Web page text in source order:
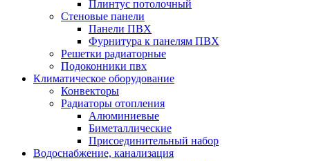
Плинтус потолочный
Стеновые панели
Панели ПВХ
Фурнитура к панелям ПВХ
Решетки радиаторные
Подоконники пвх
Климатическое оборудование
Конвекторы
Радиаторы отопления
Алюминиевые
Биметаллические
Присоединительный набор
Водоснабжение, канализация